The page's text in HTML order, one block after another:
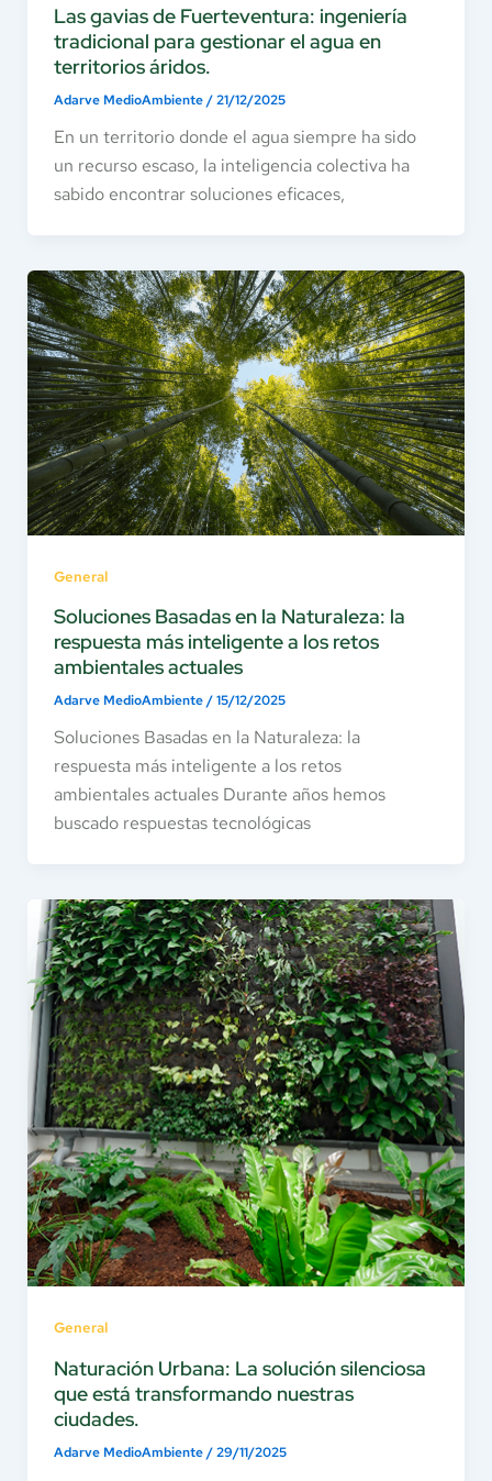
Las gavias de Fuerteventura: ingeniería
tradicional para gestionar el agua en
territorios áridos.
Adarve MedioAmbiente/21/12/2025
En un territorio donde el agua siempre ha sido
un recurso escaso, la inteligencia colectiva ha
sabido encontrar soluciones eficaces,
General
Soluciones Basadas en la Naturaleza: la
respuesta más inteligente a los retos
ambientales actuales
Adarve MedioAmbiente/15/12/2025
Soluciones Basadas en la Naturaleza: la
respuesta más inteligente a los retos
ambientales actuales Durante años hemos
buscado respuestas tecnológicas
General
Naturación Urbana: La solución silenciosa
que está transformando nuestras
ciudades.
Adarve MedioAmbiente/29/11/2025